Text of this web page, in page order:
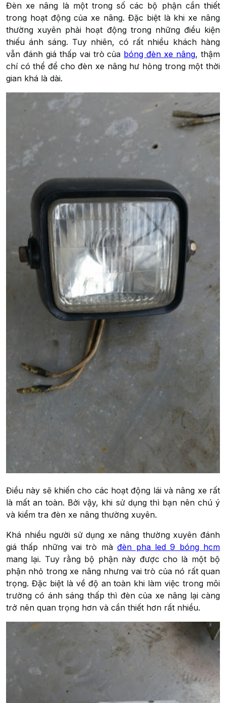
Đèn xe nâng là một trong số các bộ phận cần thiết
trong hoạt động của xe nâng. Đặc biệt là khi xe nâng
thường xuyên phải hoạt động trong những điều kiện
thiếu ánh sáng. Tuy nhiên, có rất nhiều khách hàng
vẫn đánh giá thấp vai trò của bóng đèn xe nâng, thậm
chí có thể để cho đèn xe nâng hư hỏng trong một thời
gian khá là dài.
Điều này sẽ khiến cho các hoạt động lái và nâng xe rất
là mất an toàn. Bởi vậy, khi sử dụng thì bạn nên chú ý
và kiểm tra đèn xe nâng thường xuyên.
Khá nhiều người sử dụng xe nâng thường xuyên đánh
giá thấp những vai trò màđèn pha led 9 bóng hcm
mang lại. Tuy rằng bộ phận này được cho là một bộ
phận nhỏ trong xe nâng nhưng vai trò của nó rất quan
trọng. Đặc biệt là về độ an toàn khi làm việc trong môi
trường có ánh sáng thấp thì đèn của xe nâng lại càng
trở nên quan trọng hơn và cần thiết hơn rất nhiều.